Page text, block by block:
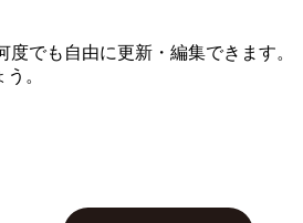
でも自由に更新・編集できます。
。